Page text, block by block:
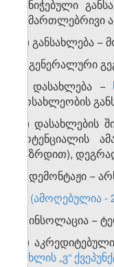
მინიჭებული
სამართლებრივი
ო) განსახლება
პ) გენერალური
ჟ) დასახლება −
მოსახლეობის
რ) დასახლების
პოტენციალის
გაზრდით),
ს) დემონტაჟი −
(ამოღებულია -
უ) ინსოლაცია −
ფ)
მუხლის „ვ“